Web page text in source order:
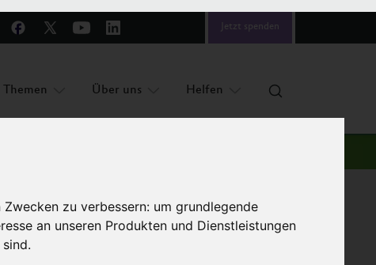
an unseren Produkten und Dienstleistungen
sind.
Jetzt spenden
Das könnte Sie auch interessieren